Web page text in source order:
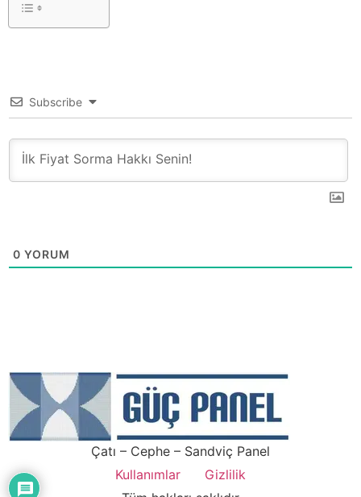
Subscribe
0 YORUM
Çatı – Cephe – Sandviç Panel
Kullanımlar
Gizlilik